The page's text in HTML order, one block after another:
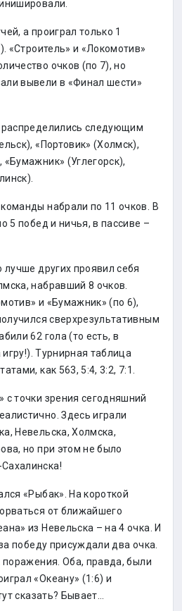
а проиграл только 1
«Строитель» и «Локомотив»
очков (по 7), но
вывели в «Финал шести»
распределились следующим
«Портовик» (Холмск),
(Углегорск),
набрали по 11 очков. В
5 побед и ничья, в пассиве –
других проявил себя
набравший 8 очков.
и «Бумажник» (по 6),
сверхрезультативным
62 гола (то есть, в
Турнирная таблица
как 563, 5:4, 3:2, 7:1.
с точки зрения сегодняшний
Здесь играли
Невельска, Холмска,
но при этом не было
«Рыбак». На короткой
от ближайшего
из Невельска – на 4 очка. И
победу присуждали два очка.
поражения. Оба, правда, были
«Океану» (1:6) и
сказать? Бывает…